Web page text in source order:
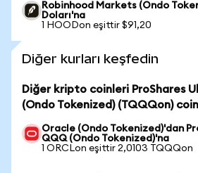
Robinhood Markets (Ondo
Doları'na
1 HOODon eşittir $91,20
Diğer kurları keşfedin
Diğer kripto coinleri ProShares
(Ondo Tokenized) (TQQQon)
Oracle (Ondo Tokenized)'dan
QQQ (Ondo Tokenized)'na
1 ORCLon eşittir 2,0103 TQQQon